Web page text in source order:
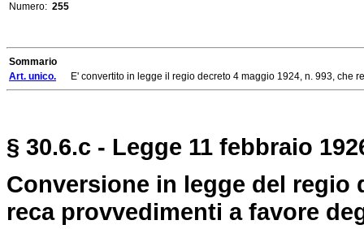
Numero: 255
Sommario
Art. unico. E' convertito in legge il regio decreto 4 maggio 1924, n. 993, che
§ 30.6.c - Legge 11 febbraio
Conversione in legge del regio
reca provvedimenti a favore